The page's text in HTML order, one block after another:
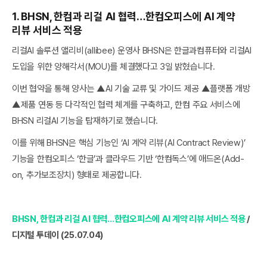
1. BHSN, 한컴과 리걸 AI 협력…한컴오피스에 AI 계약
리뷰 서비스 적용
리걸AI 솔루션 앨리비(allibee) 운영사 BHSN은 한글과컴퓨터와 리걸AI
도입을 위한 양해각서(MOU)를 체결했다고 3일 밝혔습니다.
이번 협약을 통해 양사는 ▲AI 기술 교류 및 가이드 제공 ▲플랫폼 개방
▲제품 연동 등 다각적인 협력 체계를 구축하고, 한컴 주요 서비스에
BHSN 리걸AI 기능을 탑재하기로 했습니다.
이를 위해 BHSN은 핵심 기능인 ‘AI 계약 리뷰(AI Contract Review)’
기능을 한컴오피스 ‘한글’과 클라우드 기반 ‘한컴독스’에 애드온(Add-
on, 추가보조장치) 형태로 제공합니다.
BHSN, 한컴과 리걸 AI 협력…한컴오피스에 AI 계약 리뷰 서비스 적용/
디지털 투데이 (25.07.04)